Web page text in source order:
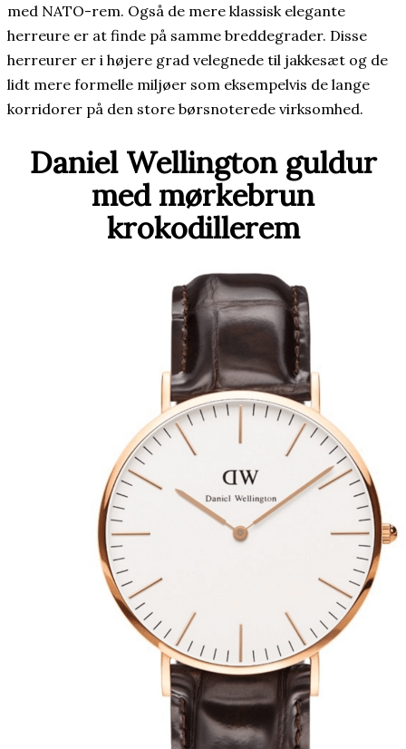
med NATO-rem. Også de mere klassisk elegante
herreure er at finde på samme breddegrader. Disse
herreurer er i højere grad velegnede til jakkesæt og de
lidt mere formelle miljøer som eksempelvis de lange
korridorer på den store børsnoterede virksomhed.
Daniel Wellington guldur
med mørkebrun
krokodillerem